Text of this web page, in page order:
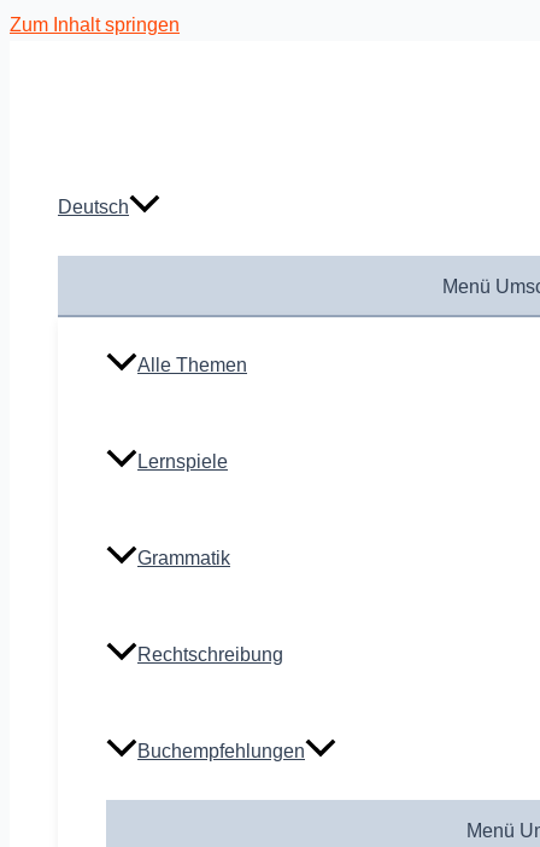
Zum Inhalt springen
Deutsch
Menü
Alle Themen
Lernspiele
Grammatik
Rechtschreibung
Buchempfehlungen
Menü